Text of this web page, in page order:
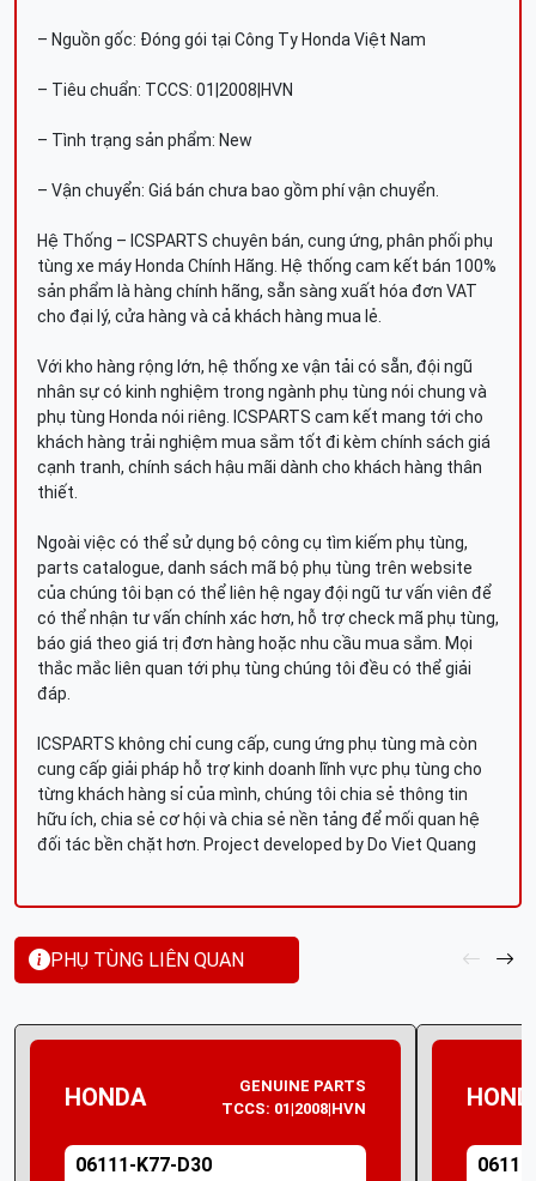
– Nguồn gốc: Đóng gói tại Công Ty Honda Việt Nam
– Tiêu chuẩn: TCCS: 01|2008|HVN
– Tình trạng sản phẩm: New
– Vận chuyển: Giá bán chưa bao gồm phí vận chuyển.
Hệ Thống – ICSPARTS chuyên bán, cung ứng, phân phối phụ
tùng xe máy Honda Chính Hãng. Hệ thống cam kết bán 100%
sản phẩm là hàng chính hãng, sẵn sàng xuất hóa đơn VAT
cho đại lý, cửa hàng và cả khách hàng mua lẻ.
Với kho hàng rộng lớn, hệ thống xe vận tải có sẵn, đội ngũ
nhân sự có kinh nghiệm trong ngành phụ tùng nói chung và
phụ tùng Honda nói riêng. ICSPARTS cam kết mang tới cho
khách hàng trải nghiệm mua sắm tốt đi kèm chính sách giá
cạnh tranh, chính sách hậu mãi dành cho khách hàng thân
thiết.
Ngoài việc có thể sử dụng bộ công cụ tìm kiếm phụ tùng,
parts catalogue, danh sách mã bộ phụ tùng trên website
của chúng tôi bạn có thể liên hệ ngay đội ngũ tư vấn viên để
có thể nhận tư vấn chính xác hơn, hỗ trợ check mã phụ tùng,
báo giá theo giá trị đơn hàng hoặc nhu cầu mua sắm. Mọi
thắc mắc liên quan tới phụ tùng chúng tôi đều có thể giải
đáp.
ICSPARTS không chỉ cung cấp, cung ứng phụ tùng mà còn
cung cấp giải pháp hỗ trợ kinh doanh lĩnh vực phụ tùng cho
từng khách hàng sỉ của mình, chúng tôi chia sẻ thông tin
hữu ích, chia sẻ cơ hội và chia sẻ nền tảng để mối quan hệ
đối tác bền chặt hơn. Project developed by Do Viet Quang
PHỤ TÙNG LIÊN QUAN
HONDA
GENUINE PARTS
TCCS: 01|2008|HVN
06111-K77-D30